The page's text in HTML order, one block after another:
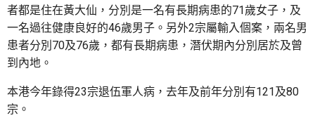
者都是住在黃大仙，分別是一名有長期病患的71歲女子，及
一名過往健康良好的46歲男子。另外2宗屬輸入個案，兩名男
患者分別70及76歲，都有長期病患，潛伏期內分別居於及曾
到內地。
本港今年錄得23宗退伍軍人病，去年及前年分別有121及80
宗。